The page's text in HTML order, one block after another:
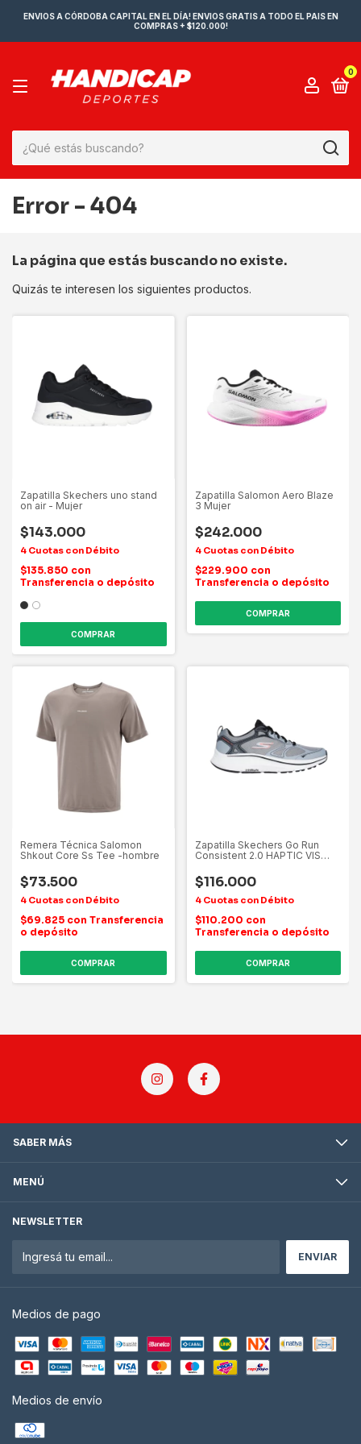
ENVIOS A CÓRDOBA CAPITAL EN EL DÍA! ENVIOS GRATIS A TODO EL PAIS EN
COMPRAS + $120.000!
0
Error - 404
La página que estás buscando no existe.
Quizás te interesen los siguientes productos.
Zapatilla Skechers uno stand
on air - Mujer
$143.000
$135.850 con
Transferencia o depósito
COMPRAR
Zapatilla Salomon Aero Blaze
3 Mujer
$242.000
$229.900 con
Transferencia o depósito
COMPRAR
Remera Técnica Salomon
Shkout Core Ss Tee -hombre
$73.500
$69.825 con Transferencia
o depósito
COMPRAR
Zapatilla Skechers Go Run
Consistent 2.0 HAPTIC VIS
$116.000
$110.200 con
Transferencia o depósito
COMPRAR
SABER MÁS
MENÚ
NEWSLETTER
Medios de pago
Medios de envío